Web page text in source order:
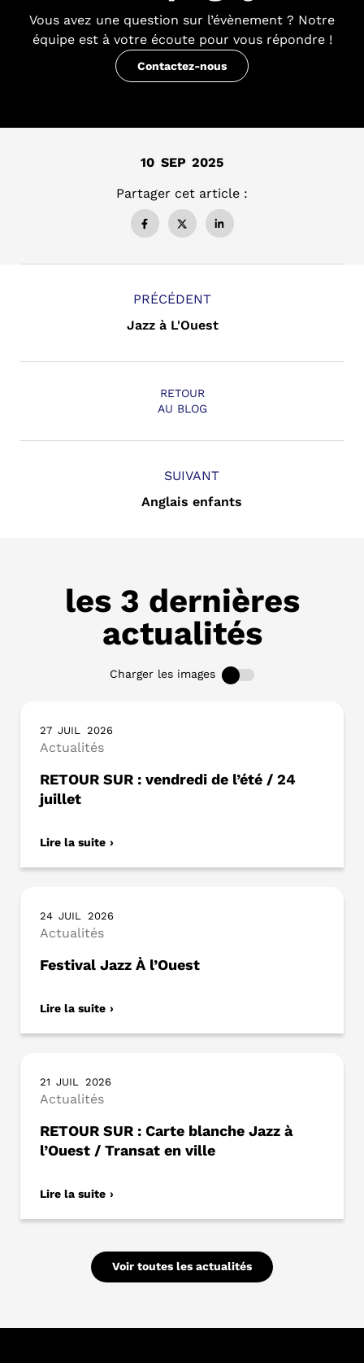
Vous avez une question sur l’évènement ? Notre
équipe est à votre écoute pour vous répondre !
10 SEP 2025
Partager cet article :
PRÉCÉDENT
Jazz à L'Ouest
RETOUR
AU BLOG
SUIVANT
Anglais enfants
les 3 dernières
actualités
Charger les images
27 JUIL 2026
Actualités
RETOUR SUR : vendredi de l’été / 24
juillet
Lire la suite
24 JUIL 2026
Actualités
Festival Jazz À l’Ouest
Lire la suite
21 JUIL 2026
Actualités
RETOUR SUR : Carte blanche Jazz à
l’Ouest / Transat en ville
Lire la suite
Voir toutes les actualités